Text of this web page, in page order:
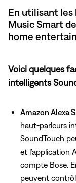
En utilisant les
Music Smart
home
Voici quelques
intelligents
Amazon Alexa
haut-parleurs
SoundTouch
et l'application
compte Bose.
peuvent